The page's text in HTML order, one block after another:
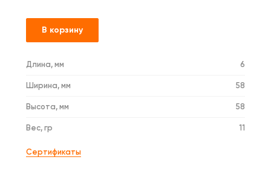
В корзину
Длина, мм 6
Ширина, мм 58
Высота, мм 58
Вес, гр 11
Сертификаты